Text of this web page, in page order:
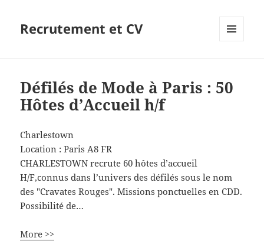
Recrutement et CV
Défilés de Mode à Paris : 50
Hôtes d’Accueil h/f
Charlestown
Location :Paris A8 FR
CHARLESTOWN recrute 60 hôtes d’accueil
H/F,connus dans l’univers des défilés sous le nom
des "Cravates Rouges". Missions ponctuelles en CDD.
Possibilité de…
More >>